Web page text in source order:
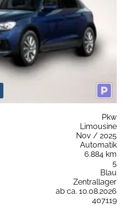
Pkw
Limousine
Nov / 2025
Automatik
6.884 km
5
Blau
Zentrallager
ab ca. 10.08.2026
407119